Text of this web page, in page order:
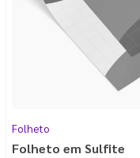
Folheto
Folheto em Sulfite